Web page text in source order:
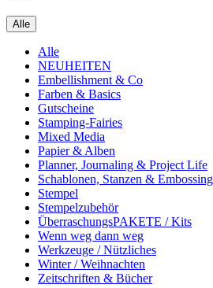
Alle
Alle
NEUHEITEN
Embellishment & Co
Farben & Basics
Gutscheine
Stamping-Fairies
Mixed Media
Papier & Alben
Planner, Journaling & Project Life
Schablonen, Stanzen &
Stempel
Stempelzubehör
ÜberraschungsPAKETE / Kits
Wenn weg dann weg
Werkzeuge / Nützliches
Winter / Weihnachten
Zeitschriften & Bücher